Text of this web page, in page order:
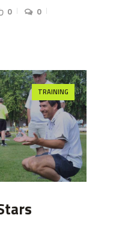
0 0
TRAINING